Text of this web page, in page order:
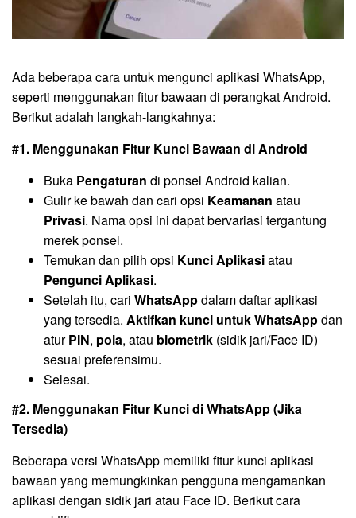
Ada beberapa cara untuk mengunci aplikasi WhatsApp,
seperti menggunakan fitur bawaan di perangkat Android.
Berikut adalah langkah-langkahnya:
#1. Menggunakan Fitur Kunci Bawaan di Android
Buka Pengaturan di ponsel Android kalian.
Gulir ke bawah dan cari opsi Keamanan atau
Privasi. Nama opsi ini dapat bervariasi tergantung
merek ponsel.
Temukan dan pilih opsi Kunci Aplikasiatau
Pengunci Aplikasi.
Setelah itu, cari WhatsAppdalam daftar aplikasi
yang tersedia. Aktifkan kunci untuk WhatsAppdan
aturPIN, pola, atau biometrik (sidik jari/Face ID)
sesuai preferensimu.
Selesai.
#2. Menggunakan Fitur Kunci di WhatsApp (Jika
Tersedia)
Beberapa versi WhatsApp memiliki fitur kunci aplikasi
bawaan yang memungkinkan pengguna mengamankan
aplikasi dengan sidik jari atau Face ID. Berikut cara